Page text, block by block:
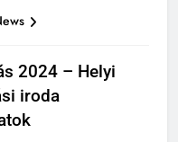
2024 – Helyi
iroda